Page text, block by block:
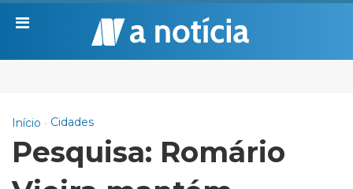
Início Cidades
Pesquisa: Romário